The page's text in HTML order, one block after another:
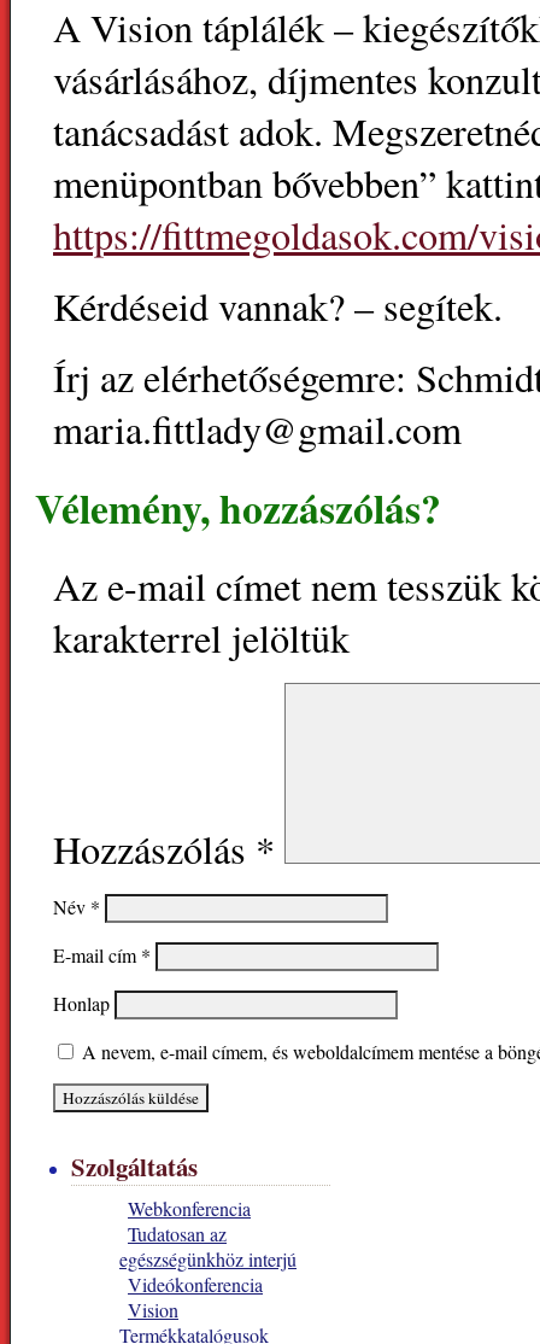
A Vision táplálék –
vásárlásához, díjmentes
tanácsadást adok.
menüpontban bővebben”
https://fittmegoldasok.com/
Kérdéseid vannak? – segítek.
Írj az elérhetőségemre:
maria.fittlady@gmail.com
Vélemény, hozzászólás?
Az e-mail címet nem tesszük
karakterrel jelöltük
Hozzászólás *
Név *
E-mail cím *
Honlap
A nevem, e-mail címem, és weboldalcímem mentése a
Szolgáltatás
Webkonferencia
Tudatosan az
egészségünkhöz interjú
Videókonferencia
Vision
Termékkatalógusok